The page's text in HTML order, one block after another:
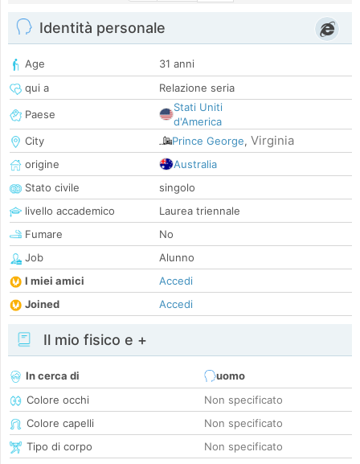
Identità personale
Age
31 anni
qui a
Relazione seria
Paese
Stati Uniti
d'America
City
Prince George, Virginia
origine
Australia
Stato civile
singolo
livello accademico
Laurea triennale
Fumare
No
Job
Alunno
I miei amici
Accedi
Joined
Accedi
Il mio fisico e +
In cerca di
uomo
Colore occhi
Non specificato
Colore capelli
Non specificato
Tipo di corpo
Non specificato